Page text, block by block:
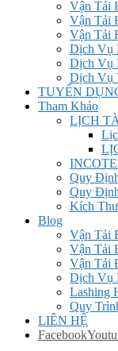
Vận Tải
Vận Tải
Vận Tải
Dịch Vụ
Dịch Vụ
Dịch Vụ
TUYỂN
Tham Khảo
LỊCH
Quy
Quy
Kích
Blog
Vận Tải
Vận Tải
Vận Tải
Dịch Vụ
Lashing
Quy
LIÊN HỆ
Facebook